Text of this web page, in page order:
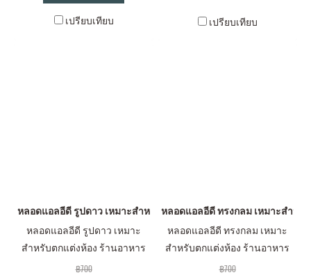
เปรียบเทียบ เปรียบเทียบ
หลอดแอลอีดี รูปดาว เหมาะสำหรับตกแต่งห้อง ร้านอาหาร โรงแรม ให้แสง
หลอดแอลอีดี รูปดาว เหมาะ
สำหรับตกแต่งห้อง ร้านอาหาร
โรงแรม ให้แสงฟรุ้งฟริ้ง
฿700
หลอดแอลอีดี ทรงกลม เหมาะสำหรับต
หลอดแอลอีดี ทรงกลม เหมาะ
สำหรับตกแต่งห้อง ร้านอาหาร
โรงแรม ให้แสงฟรุ้งฟริ้ง
฿700